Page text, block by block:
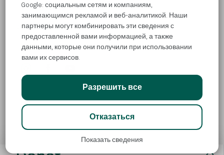
Google: социальным сетям и компаниям,
занимающимся рекламой и веб-аналитикой. Наши
партнеры могут комбинировать эти сведения с
предоставленной вами информацией, а также
данными, которые они получили при использовании
вами их сервисов.
Разрешить все
Отказаться
Показать сведения
Гарантия конфиденциальности
Связаться с нами
Куки
© Atlantic Droga Kolinska d.o.o
All rights reserved. ADK is part of
Atlantic Grupa.